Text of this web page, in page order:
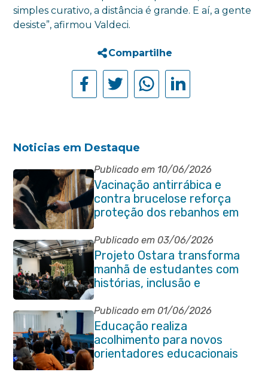
simples curativo, a distância é grande. E aí, a gente
desiste”, afirmou Valdeci.
Compartilhe
Noticias em Destaque
Publicado em 10/06/2026
Vacinação antirrábica e
contra brucelose reforça
proteção dos rebanhos em
propriedades rurais de
Itaboraí
Publicado em 03/06/2026
Projeto Ostara transforma
manhã de estudantes com
histórias, inclusão e
criatividade em Itaboraí
Publicado em 01/06/2026
Educação realiza
acolhimento para novos
orientadores educacionais
da rede municipal